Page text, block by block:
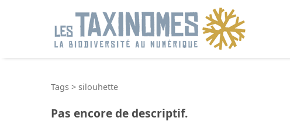
Tags > silouhette
Pas encore de descriptif.